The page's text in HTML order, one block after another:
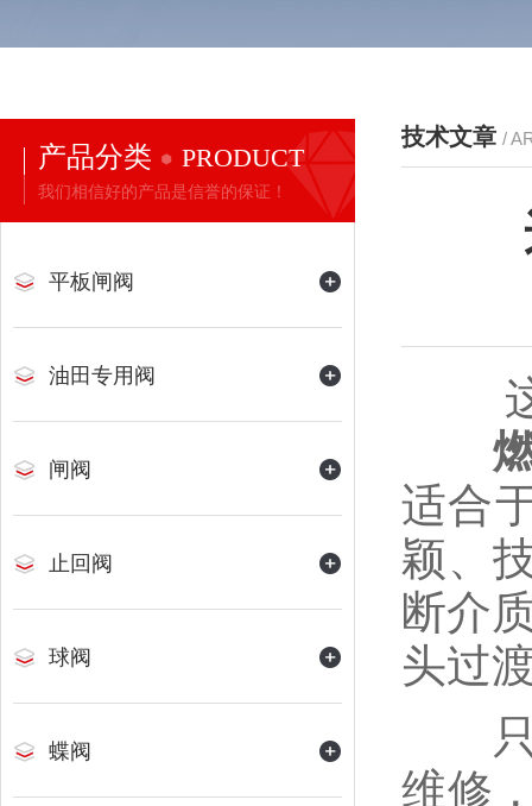
产品分类 PRODUCT
我们相信好的产品是信誉的保证！
平板闸阀
油田专用阀
闸阀
止回阀
球阀
蝶阀
技术文章 /
这
适合
颖、
断介
头过
只
维修